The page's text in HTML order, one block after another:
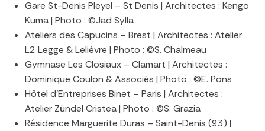
Gare St-Denis Pleyel – St Denis | Architectes : Kengo
Kuma | Photo : ©Jad Sylla
Ateliers des Capucins – Brest | Architectes : Atelier
L2 Legge & Lelièvre | Photo : ©S. Chalmeau
Gymnase Les Closiaux – Clamart | Architectes :
Dominique Coulon & Associés | Photo : ©E. Pons
Hôtel d’Entreprises Binet – Paris | Architectes :
Atelier Zündel Cristea | Photo : ©S. Grazia
Résidence Marguerite Duras – Saint-Denis (93) |